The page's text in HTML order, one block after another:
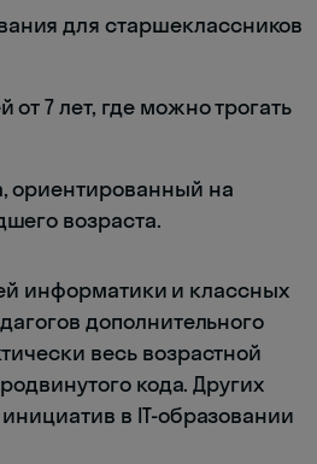
для старшеклассников
7 лет, где можно трогать
ориентированный на
возраста.
информатики и классных
дополнительного
весь возрастной
кода. Других
в IT-образовании